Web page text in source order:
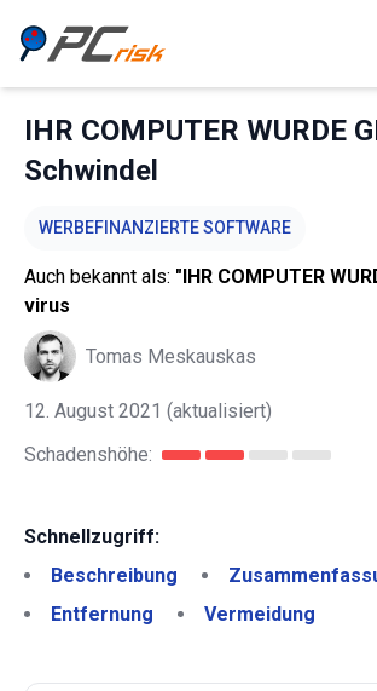
IHR COMPUTER WURDE
Schwindel
WERBEFINANZIERTE SOFTWARE
Auch bekannt als: "IHR COMPUTER
virus
Tomas Meskauskas
12. August 2021 (aktualisiert)
Schadenshöhe:
Schnellzugriff:
Beschreibung
Entfernung
Vermeidung